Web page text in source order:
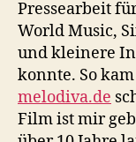
Pressearbeit
World Music,
und kleinere
konnte. So
melodiva.de
Film ist mir